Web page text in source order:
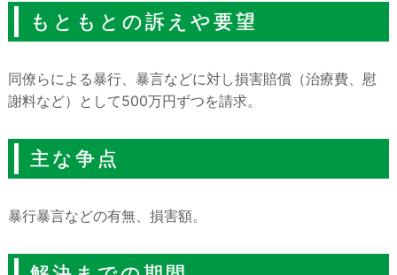
もともとの訴えや要望
同僚らによる暴行、暴言などに対し損害賠償（治療費、慰
謝料など）として500万円ずつを請求。
主な争点
暴行暴言などの有無、損害額。